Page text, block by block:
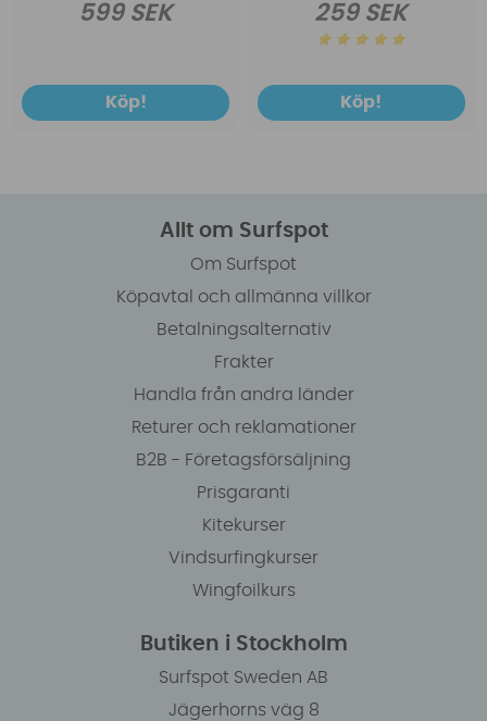
599 SEK
Köp!
259 SEK
Köp!
Allt om Surfspot
Om Surfspot
Köpavtal och allmänna villkor
Betalningsalternativ
Frakter
Handla från andra länder
Returer och reklamationer
B2B - Företagsförsäljning
Prisgaranti
Kitekurser
Vindsurfingkurser
Wingfoilkurs
Butiken i Stockholm
Surfspot Sweden AB
Jägerhorns väg 8